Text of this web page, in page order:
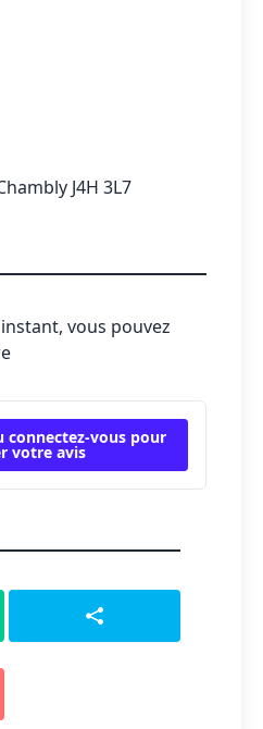
J4H 3L7
vous pouvez
connectez-vous pour
votre avis